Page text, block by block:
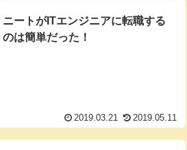
ニートがITエンジニアに転職する
のは簡単だった！
2019.03.21 2019.05.11